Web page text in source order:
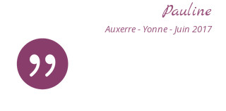
Pauline
Auxerre - Yonne - Juin 2017